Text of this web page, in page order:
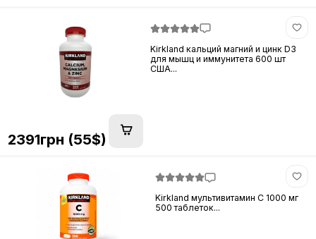
Kirkland кальций магний и цинк D3
для мышц и иммунитета 600 шт
США...
2391грн (55$)
Kirkland мультивитамин C 1000 мг
500 таблеток...